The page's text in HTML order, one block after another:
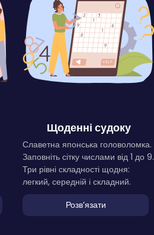
Щоденні судоку
Славетна японська головоломка.
Заповніть сітку числами від 1 до 9.
Три рівні складності щодня:
легкий, середній і складний.
Розвʼязати